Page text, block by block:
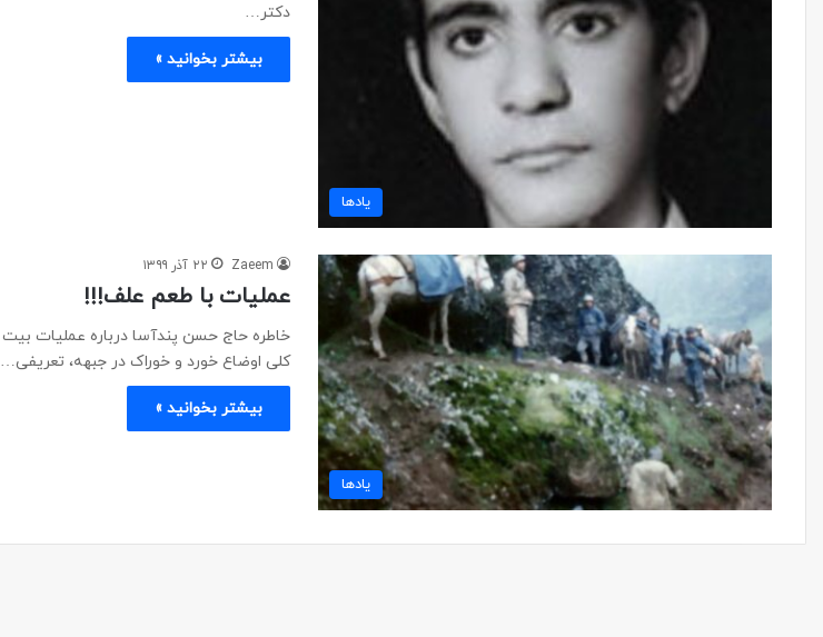
یادها
دکتر…
بیشتر بخوانید »
یادها
Zaeem ۲۲ آذر ۱۳۹۹
عملیات با طعم علف!!!
کلی اوضاع خورد و خوراک در جبهه، تعریفی…
بیشتر بخوانید »